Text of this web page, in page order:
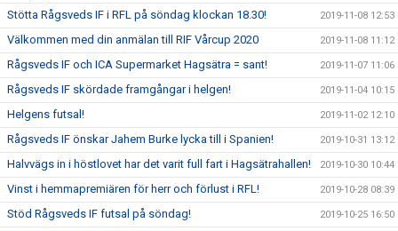
Stötta Rågsveds IF i RFL på söndag klockan 18.30! 2019-11-08 12:53
Välkommen med din anmälan till RIF Vårcup 2020 2019-11-08 11:12
Rågsveds IF och ICA Supermarket Hagsätra = sant! 2019-11-07 11:06
Rågsveds IF skördade framgångar i helgen! 2019-11-04 10:15
Helgens futsal! 2019-11-02 12:10
Rågsveds IF önskar Jahem Burke lycka till i Spanien! 2019-10-31 13:12
Halvvägs in i höstlovet har det varit full fart i Hagsätrahallen! 2019-10-30 10:44
Vinst i hemmapremiären för herr och förlust i RFL! 2019-10-28 08:39
Stöd Rågsveds IF futsal på söndag! 2019-10-25 16:50